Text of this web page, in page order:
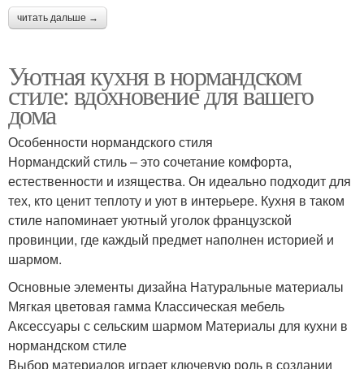
читать дальше →
Уютная кухня в нормандском
стиле: вдохновение для вашего
дома
Особенности нормандского стиля
Нормандский стиль – это сочетание комфорта,
естественности и изящества. Он идеально подходит для
тех, кто ценит теплоту и уют в интерьере. Кухня в таком
стиле напоминает уютный уголок французской
провинции, где каждый предмет наполнен историей и
шармом.
Основные элементы дизайна Натуральные материалы
Мягкая цветовая гамма Классическая мебель
Аксессуары с сельским шармом Материалы для кухни в
нормандском стиле
Выбор материалов играет ключевую роль в создании